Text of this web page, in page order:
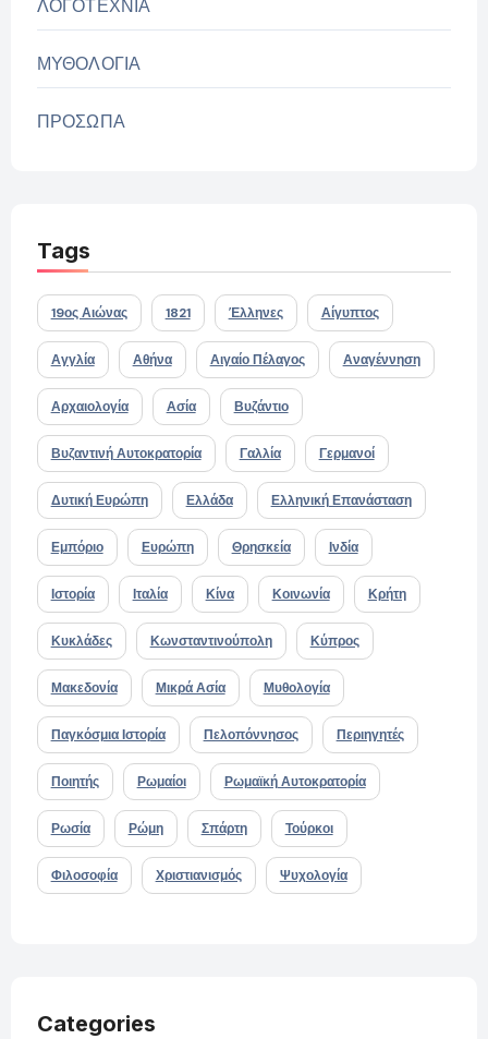
ΛΟΓΟΤΕΧΝΙΑ
ΜΥΘΟΛΟΓΙΑ
ΠΡΟΣΩΠΑ
Tags
19ος Αιώνας 1821 Έλληνες Αίγυπτος
Αγγλία Αθήνα Αιγαίο Πέλαγος Αναγέννηση
Αρχαιολογία Ασία Βυζάντιο
Βυζαντινή Αυτοκρατορία Γαλλία Γερμανοί
Δυτική Ευρώπη Ελλάδα Ελληνική Επανάσταση
Εμπόριο Ευρώπη Θρησκεία Ινδία
Ιστορία Ιταλία Κίνα Κοινωνία Κρήτη
Κυκλάδες Κωνσταντινούπολη Κύπρος
Μακεδονία Μικρά Ασία Μυθολογία
Παγκόσμια Ιστορία Πελοπόννησος Περιηγητές
Ποιητής Ρωμαίοι Ρωμαϊκή Αυτοκρατορία
Ρωσία Ρώμη Σπάρτη Τούρκοι
Φιλοσοφία Χριστιανισμός Ψυχολογία
Categories